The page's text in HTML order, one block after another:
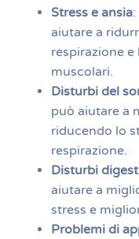
Stress e ansia
aiutare a
respirazione
muscolari.
Disturbi del
può aiutare a
riducendo lo
respirazione.
Disturbi
aiutare a
stress e
Problemi di